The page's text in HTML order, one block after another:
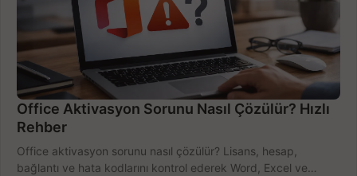
Office Aktivasyon Sorunu Nasıl Çözülür? Hızlı
Rehber
Office aktivasyon sorunu nasıl çözülür? Lisans, hesap,
bağlantı ve hata kodlarını kontrol ederek Word, Excel ve